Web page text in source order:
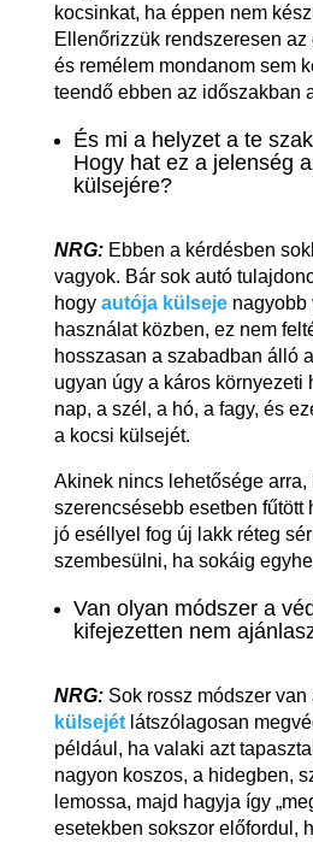
kocsinkat, ha éppen nem
Ellenőrizzük rendszeresen
és remélem mondanom sem
teendő ebben az időszakban
És mi a helyzet a te
Hogy hat ez a jelenség
külsejére?
NRG:Ebben a kérdésben
vagyok. Bár sok autó
hogy autója külsejenagyobb
használat közben, ez nem
hosszasan a szabadban álló
ugyan úgy a káros környezeti
nap, a szél, a hó, a fagy, és
a kocsi külsejét.
Akinek nincs lehetősége arra,
szerencsésebb esetben fűtött
jó eséllyel fog új lakk réteg
szembesülni, ha sokáig
Van olyan módszer a
kifejezetten nem
NRG:Sok rossz módszer van
külsejétlátszólagosan
például, ha valaki azt
nagyon koszos, a hidegben,
lemossa, majd hagyja így
esetekben sokszor előfordul,